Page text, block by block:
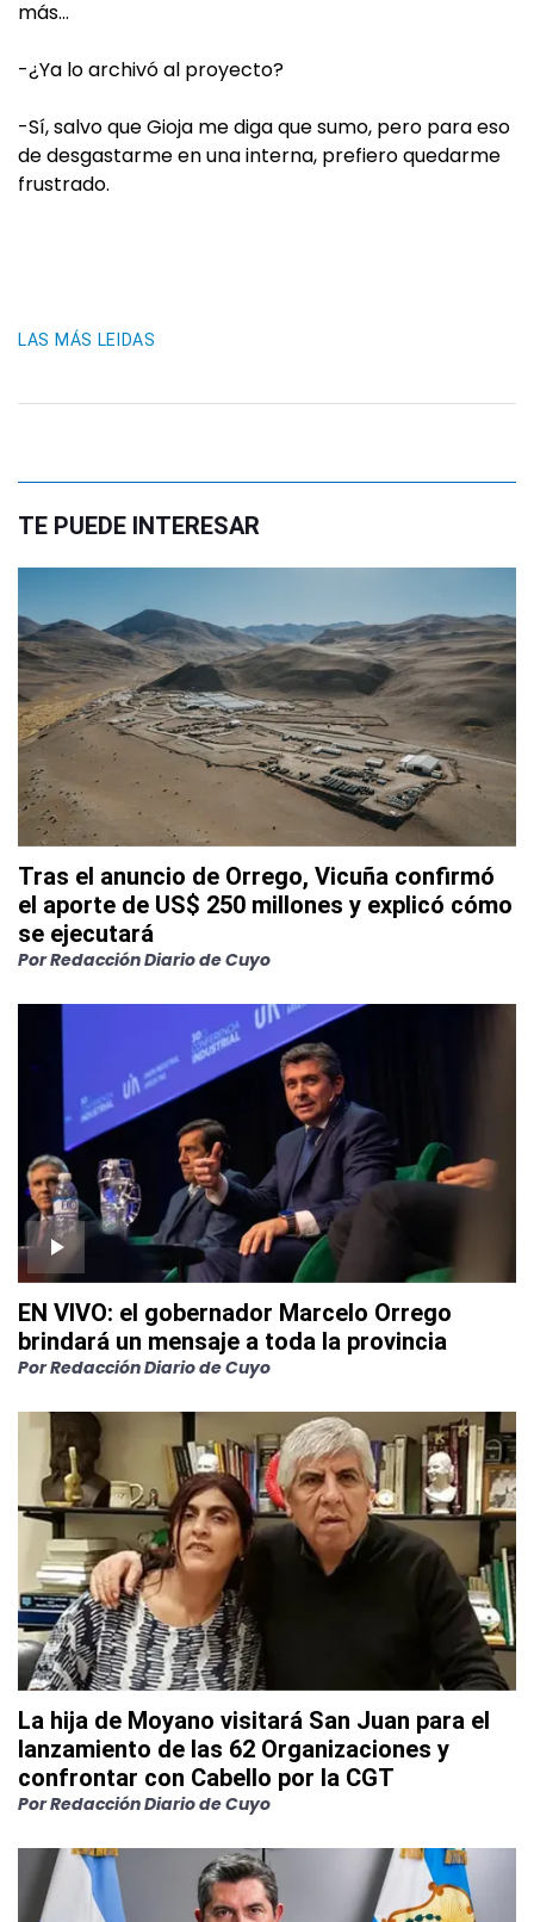
más…
-¿Ya lo archivó al proyecto?
-Sí, salvo que Gioja me diga que sumo, pero para eso
de desgastarme en una interna, prefiero quedarme
frustrado.
LAS MÁS LEIDAS
TE PUEDE INTERESAR
Tras el anuncio de Orrego, Vicuña confirmó
el aporte de US$ 250 millones y explicó cómo
se ejecutará
PorRedacción Diario de Cuyo
EN VIVO: el gobernador Marcelo Orrego
brindará un mensaje a toda la provincia
PorRedacción Diario de Cuyo
La hija de Moyano visitará San Juan para el
lanzamiento de las 62 Organizaciones y
confrontar con Cabello por la CGT
PorRedacción Diario de Cuyo